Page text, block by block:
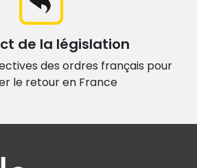
de la législation
des ordres français pour
le retour en France